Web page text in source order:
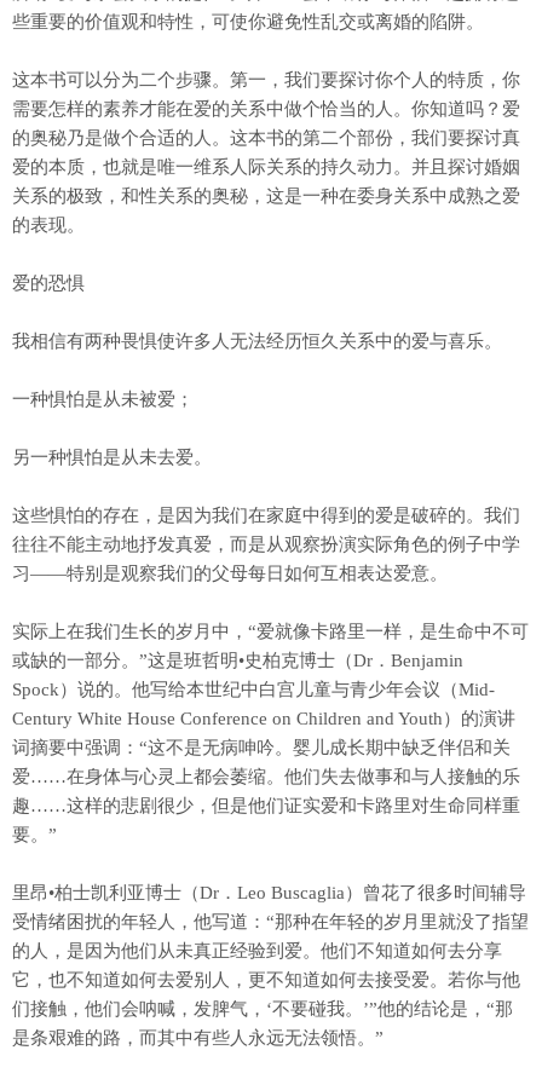
些重要的价值观和特性，可使你避免性乱交或离婚的陷阱。
这本书可以分为二个步骤。第一，我们要探讨你个人的特质，你
需要怎样的素养才能在爱的关系中做个恰当的人。你知道吗？爱
的奥秘乃是做个合适的人。这本书的第二个部份，我们要探讨真
爱的本质，也就是唯一维系人际关系的持久动力。并且探讨婚姻
关系的极致，和性关系的奥秘，这是一种在委身关系中成熟之爱
的表现。
爱的恐惧
我相信有两种畏惧使许多人无法经历恒久关系中的爱与喜乐。
一种惧怕是从未被爱；
另一种惧怕是从未去爱。
这些惧怕的存在，是因为我们在家庭中得到的爱是破碎的。我们
往往不能主动地抒发真爱，而是从观察扮演实际角色的例子中学
习——特别是观察我们的父母每日如何互相表达爱意。
实际上在我们生长的岁月中，“爱就像卡路里一样，是生命中不可
或缺的一部分。”这是班哲明•史柏克博士（Dr．Benjamin
Spock）说的。他写给本世纪中白宫儿童与青少年会议（Mid-
Century White House Conference on Children and Youth）的演讲
词摘要中强调：“这不是无病呻吟。婴儿成长期中缺乏伴侣和关
爱……在身体与心灵上都会萎缩。他们失去做事和与人接触的乐
趣……这样的悲剧很少，但是他们证实爱和卡路里对生命同样重
要。”
里昂•柏士凯利亚博士（Dr．Leo Buscaglia）曾花了很多时间辅导
受情绪困扰的年轻人，他写道：“那种在年轻的岁月里就没了指望
的人，是因为他们从未真正经验到爱。他们不知道如何去分享
它，也不知道如何去爱别人，更不知道如何去接受爱。若你与他
们接触，他们会呐喊，发脾气，‘不要碰我。’”他的结论是，“那
是条艰难的路，而其中有些人永远无法领悟。”